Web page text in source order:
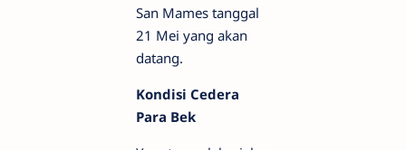
San Mames tanggal
21 Mei yang akan
datang.
Kondisi Cedera
Para Bek